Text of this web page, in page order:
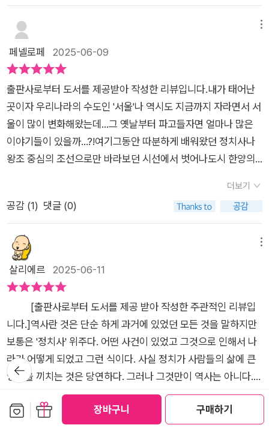
장바구니 구매하기
라는 곳에 가지는 집착 아닌 집착 또한 허망하다는 다소 주제를
벗어난 생각을 하게도 하지만, 매번 보고 지나가는 장소의 새로움
이 새삼 같은 장소에서 낯섬을 느끼게도 한다. (특히 무덤쪽.. 밤
에 다니면 막 아이들 웃음소리가 사방에서 들리는….읔)재밌네.10
00년후의 서울은 어떤 모습일라나.
라서 수필처럼 쉽게 읽을 수 있을 것 같다. 출판사로부터 책을
제공받아 읽고 쓴 주관적인 평입니다.
공원경왕후도 나와요! 소곤소곤!!)요 주제만 봐도 궁금하시죠?저
도 서울에 살다 보니제가 사는 지역과지나다니는 지역이다뤄지
는지좀 더 유심히 읽어봤는데요. 호랑이가 지나다니고,환관, 내시
들의 무덤이 많았던 곳이었네요.성벽에 쓰이는 돌을 캐어 간 채석
장도 있었고,장희빈이 태어나서 죽은 곳도제가 사는 지역이기도
해요.인조반정을 성공하는 의미로검을 씻어서 생겨서 생겨난 세
검정이란정자도 인상적이었습니다.저한테도 익숙한 곳이다 보니
이 책에서 다뤄지는 이야기들이굉장히 재밌었어요.저희 아이들
은 호랑이를 좋아하는데요.조선시대에는호랑이가 궁궐에 그렇게
말해주니굉장히 흥미롭게 듣네요.서울 곳곳에 관해읽고 또 읽으
면서(나중에) 차로 지나가면아이들한테 꼭 설명해주리라벼르고
있습니다.^^회현동, 무악재, 아현동, 이말산 등이지금의 명칭을
갖게 된 사연도 재밌었어요.(인용 참고)이 책은문헌에 근거한 조
선에 관련객관적인 사실을많이 다뤘습니다.목차에 따른 참고문
헌만도 위 사진과 같은 걸 보면알 만하죠?저자의 이야기는 본문
울, 현재의 모습과비교하여 저자의 생각을 살짝 밝히기도 합니다.
이 책 읽으면서저도 모르게'캬아! 정말 이 책 이야기 재밌다!!!'라
고 중얼거리며 읽었어요.우리가 막연히 떠올리는 조선의 서울과
는 다릅니다.이 책 속에서 보여주는 조선의 서울의다양한 모습에
놀랍고 재밌다 여기실 거예요.바로 이 점이 이 책의 가장 큰 특징
이랍니다.서울에 대해 알고 싶으신 분들내가 사는 서울에 대해서
관심있으신 분들그리고내가 알던 조선과 다른 모습이 궁금하실
장 번성한 터였고 벼슬을 하기 위한 지방의 백성들이 한양으로 몰
려들면서 부동산 투기가 당시에도 있었다니 놀랍다.​빼곡이 들어
선 집들을 보니 사람수에 비해 집수가 많이 모자랐을 것이고 이후
집을 빌려주는 제도까지 생겼다고 한다. 그리고 지금의 잠실이 뚝
대홍수로 인해 만들어졌고 새로운 강이라는 '신천'이란 지명이 생
겼다고 한다. 잠실은 땅이 비옥해서 뽕나무가 잘자라 이름 지어진
것이라고한다.​보광동에서 태어나 이태원, 한남동에 오래 살았고
오래전 보광동에 공동묘지가 있었다는 얘기는 어려서 들은 적이
있었다. 하지만 약수동, 금호동까지도 묘지가 많았다니 사대문안
동네를 빼고 거의 서울을 뺑돌아 묘지가 있었다는 얘기다.지금은
망우리쪽으로 다 옮겨갔다고 한다. 저자의 말마따나 서울은 무덤
과 거지까지 술을 즐겼을 정도였다니 금주령을 내려서 뭐하겠냐
는 정조의 말이 이해가 되었다. 서울의 역사를 이렇게 일목요연하
게 펼쳐낸 것도 놀랍지만 거대한 사진자료와 그림을 보니 저자의
노고가 그대로 전해진다. 존경의 마음까지 들었다.우리가 살고 있
는 이 땅위에 어떤 역사가 흘러갔는지, 그리고 앞으로의 모습은
또 어떻게 변화될지 궁금해졌다. 저자의 노력이 돋보이는 추천하
고픈 역사책이다.
페넬로페 2025-06-09
출판사로부터 도서를 제공받아 작성한 리뷰입니다.내가 태어난
곳이자 우리나라의 수도인 '서울'나 역시도 지금까지 자라면서 서
울이 많이 변화해왔는데...그 옛날부터 파고들자면 얼마나 많은
이야기들이 있을까...?!​여기그동안 따분하게 배워왔던 정치사나
왕조 중심의 조선으로만 바라보던 시선에서 벗어나도시 한양의
전해준다고 하였습니다.​그럼옛날 옛적그들의 이야기 속으로 들
어가 볼까!​정치 중심의 역사에서 벗어나궁궐이 아닌 골목에서, 왕
서울 이야기』서울, 아니 한양 지도가 첫 장을 장식하고 있었습니
다.낯설지만 익숙한 듯한 모습...그냥 지도 한 장이었지만 마치 과
거로 돌아간 듯한 느낌마저 들었습니다.책은 크게 2부로 나누어
제 명소, 위기와 같은 큰 이야기를 다루고 있었습니다.2부에서는
'한양의 사람, 삶의 이야기'로역사책에서 쉽게 만나기 어려운 노
비, 무당, 군인, 상인, 여성 등의 시선을 따라서 그들이 어떻게 살
아갔는지를 추적하고 있었습니다.그래서 개인적으로는 2부의 이
야기가 더 인상적이었습니다.​가난하고 궁핍했던 조선시대.그런
데 말입니다...사실 조선 사람들은 소고기 마니아였고조선은 한
해 40만 마리의 소를 도축하는'소고기 왕국'이었다는 것을 아셨
더보기
공감 (1) 댓글 (0)
살리에르 2025-06-11
[출판사로부터 도서를 제공 받아 작성한 주관적인 리뷰입
니다.]역사란 것은 단순 하게 과거에 있었던 모든 것을 말하지만
보통은 '정치사' 위주다. 어떤 사건이 있었고 그것으로 인해서 나
라가 어떻게 되었고 그런 식이다. 사실 정치가 사람들의 삶에 큰
영향을 끼치는 것은 당연하다. 그러나 그것만이 역사는 아니다.
무엇을 먹고 어떤 것을 입고 어디에 살았나 같은 기본적인 의식주
이야기도 엄연히 역사다. 요즘에는 그런 세세한 역사를 '미시사'
라고 하긴 하는데 그전부터 일반 생활에 관한 역사 서술도 나오긴
더보기
댓글 (0)
뒤로가
기